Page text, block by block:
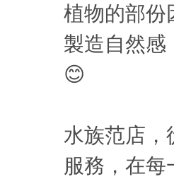
植物的部份
製造自然感
😊
水族范店，
服務，在